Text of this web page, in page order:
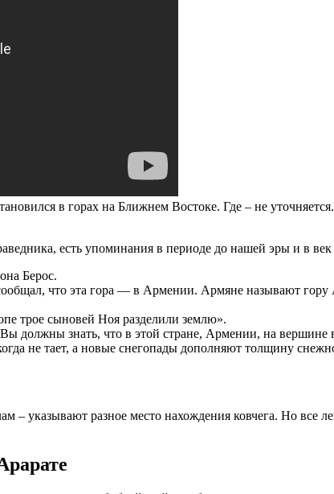
в горах на Ближнем Востоке. Где – не
есть упоминания в периоде до нашей эры и в век
Берос.
что эта гора — в Армении. Армяне называют гору
трое сыновей Ноя разделили землю».
должны знать, что в этой стране, Армении, на
не тает, а новые снегопады дополняют толщину
– указывают разное место нахождения ковчега. Но все